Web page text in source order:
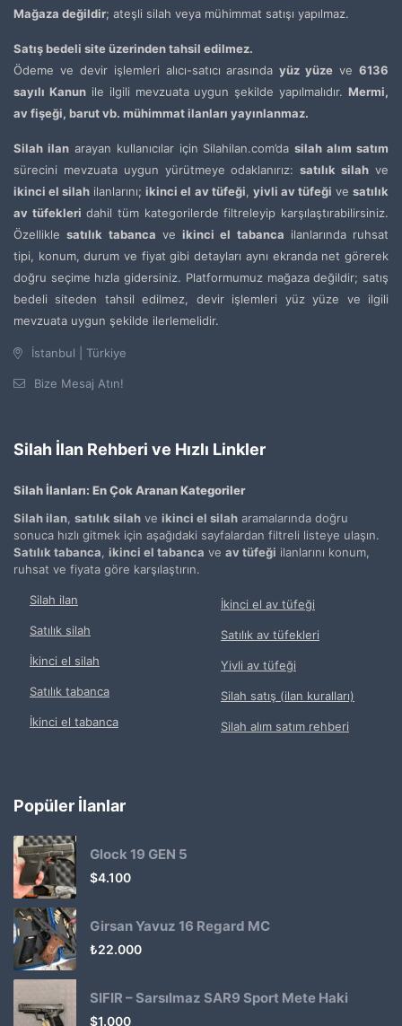
Mağaza değildir; ateşli silah veya mühimmat satışı yapılmaz.
Satış bedeli site üzerinden tahsil edilmez.
Ödeme ve devir işlemleri alıcı-satıcı arasındayüz yüze ve6136
sayılı Kanunile ilgili mevzuata uygun şekilde yapılmalıdır. Mermi,
av fişeği, barut vb. mühimmat ilanları yayınlanmaz.
Silah ilanarayan kullanıcılar için Silahilan.com’dasilah alım satım
sürecini mevzuata uygun yürütmeye odaklanırız:satılık silah ve
ikinci el silah ilanlarını;ikinci el av tüfeği, yivli av tüfeği vesatılık
av tüfekleri dahil tüm kategorilerde filtreleyip karşılaştırabilirsiniz.
Özelliklesatılık tabanca ve ikinci el tabanca ilanlarında ruhsat
tipi, konum, durum ve fiyat gibi detayları aynı ekranda net görerek
doğru seçime hızla gidersiniz. Platformumuz mağaza değildir; satış
bedeli siteden tahsil edilmez, devir işlemleri yüz yüze ve ilgili
mevzuata uygun şekilde ilerlemelidir.
İstanbul | Türkiye
Bize Mesaj Atın!
Silah İlan Rehberi ve Hızlı Linkler
Silah İlanları: En Çok Aranan Kategoriler
Silah ilan satılık silah ve ikinci el silah aramalarında doğru
sonuca hızlı gitmek için aşağıdaki sayfalardan filtreli listeye ulaşın.
Satılık tabanca ikinci el tabanca ve av tüfeği ilanlarını konum,
ruhsat ve fiyata göre karşılaştırın.
Silah ilan
Satılık silah
İkinci el silah
Satılık tabanca
İkinci el tabanca
İkinci el av tüfeği
Satılık av tüfekleri
Yivli av tüfeği
Silah satış (ilan kuralları)
Silah alım satım rehberi
Popüler İlanlar
Glock 19 GEN 5
$4.100
Girsan Yavuz 16 Regard MC
₺22.000
SIFIR – Sarsılmaz SAR9 Sport Mete Haki
$1.000